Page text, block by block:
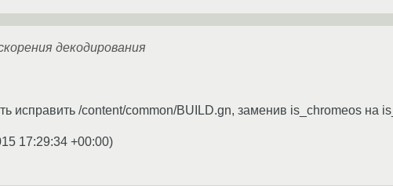
декодирования
исправить /content/common/BUILD.gn, заменив is_chromeos на
17:29:34 +00:00)